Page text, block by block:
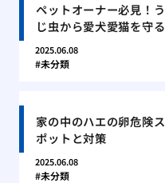
ペットオーナー必見！う
じ虫から愛犬愛猫を守る
2025.06.08
未分類
家の中のハエの卵危険ス
ポットと対策
2025.06.08
未分類